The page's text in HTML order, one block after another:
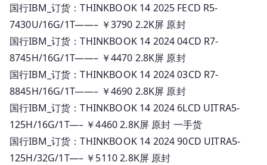
国行IBM_订货：THINKBOOK 14 2025 FECD R5-
7430U/16G/1T——– ￥3790 2.2K屏 原封
国行IBM_订货：THINKBOOK 14 2024 04CD R7-
8745H/16G/1T——– ￥4470 2.8K屏 原封
国行IBM_订货：THINKBOOK 14 2024 03CD R7-
8845H/16G/1T——– ￥4690 2.8K屏 原封
国行IBM_订货：THINKBOOK 14 2024 6LCD UITRA5-
125H/16G/1T—– ￥4460 2.8K屏 原封 一手货
国行IBM_订货：THINKBOOK 14 2024 90CD UITRA5-
125H/32G/1T—– ￥5110 2.8K屏 原封